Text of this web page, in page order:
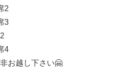
2
3
4
お越し下さい🤗